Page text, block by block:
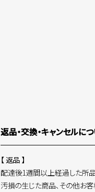
返品・交換・キャンセルに
【 返品 】
配達後1週間以上経過した所品
汚損の生じた商品、その他お